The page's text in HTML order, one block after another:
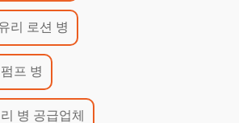
리 로션 병
프 병
병 공급업체